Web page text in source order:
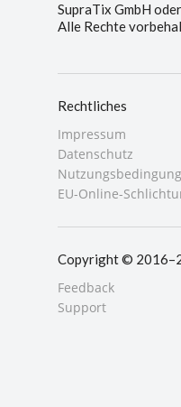
SupraTix GmbH
Alle Rechte
Rechtliches
Impressum
Datenschutz
EU-Online-
Copyright ©
Feedback
Support